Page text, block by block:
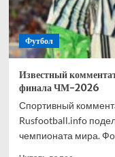
Футбол
Известный
финала ЧМ-2026
Спортивный
Rusfootball.info
чемпионата мира.